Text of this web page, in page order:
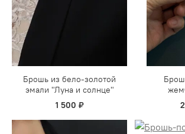
Брошь из бело-золотой
эмали "Луна и солнце"
1 500 ₽